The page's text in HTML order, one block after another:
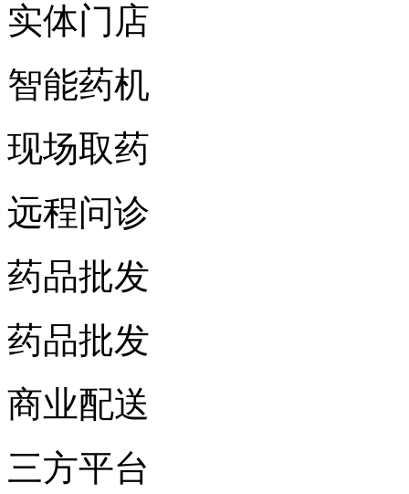
实体门店
智能药机
现场取药
远程问诊
药品批发
药品批发
商业配送
三方平台